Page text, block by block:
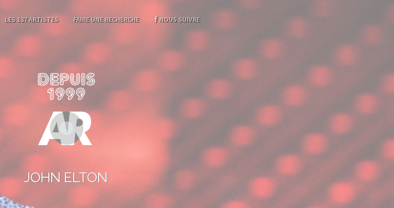
LES 137 ARTISTES FAIRE UNE RECHERCHE NOUS SUIVRE
JOHN ELTON